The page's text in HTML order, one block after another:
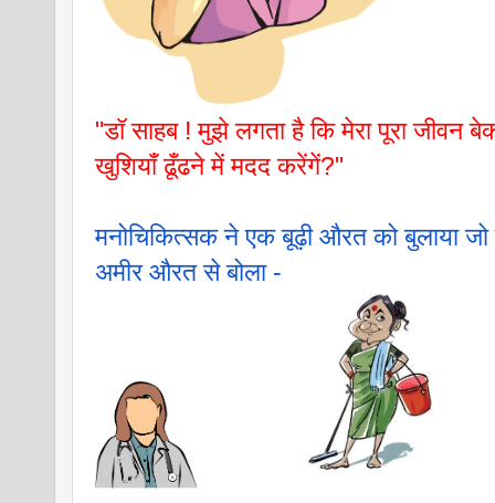
"डॉ साहब ! मुझे लगता है कि मेरा पूरा जीवन
खुशियाँ ढूँढने में मदद करेंगें?"
मनोचिकित्सक ने एक बूढ़ी औरत को बुलाया
अमीर औरत से बोला -